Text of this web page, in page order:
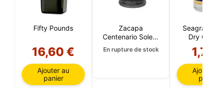
Fifty Pounds
16,60 €
Ajouter au
panier
Zacapa
Centenario Solera
23 ans 5 CL
En rupture de stock
Dry Gin
Ajouter